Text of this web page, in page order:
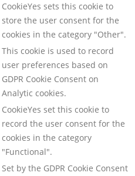
CookieYes sets this cookie to
store the user consent for the
cookies in the category "Other".
This cookie is used to record
user preferences based on
GDPR Cookie Consent on
Analytic cookies.
CookieYes set this cookie to
record the user consent for the
cookies in the category
"Functional".
Set by the GDPR Cookie Consent